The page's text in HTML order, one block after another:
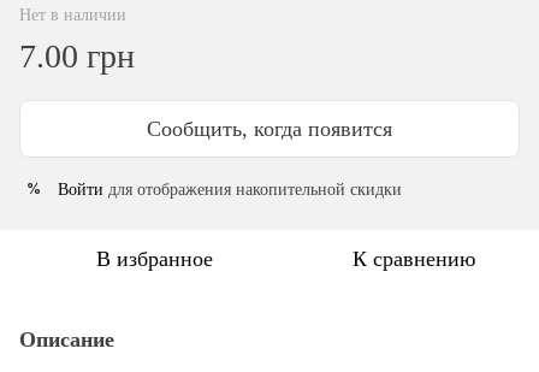
Нет в наличии
7.00 грн
Сообщить, когда появится
% Войти для отображения накопительной скидки
В избранное К сравнению
Описание